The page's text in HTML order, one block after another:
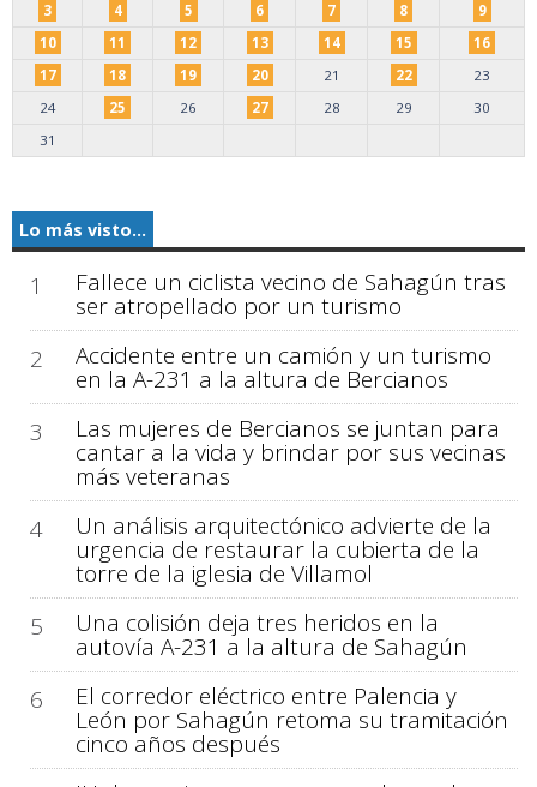
3
4 5 6 7 8
9
10
11 12 13 14 15
16
17
18 19 20 21 22
23
24
25 26 27 28 29
30
31
Lo más visto...
1 Fallece un ciclista vecino de Sahagún tras
ser atropellado por un turismo
2
Accidente entre un camión y un turismo
en la A-231 a la altura de Bercianos
3
Las mujeres de Bercianos se juntan para
cantar a la vida y brindar por sus vecinas
más veteranas
4
Un análisis arquitectónico advierte de la
urgencia de restaurar la cubierta de la
torre de la iglesia de Villamol
5
Una colisión deja tres heridos en la
autovía A-231 a la altura de Sahagún
6
El corredor eléctrico entre Palencia y
León por Sahagún retoma su tramitación
cinco años después